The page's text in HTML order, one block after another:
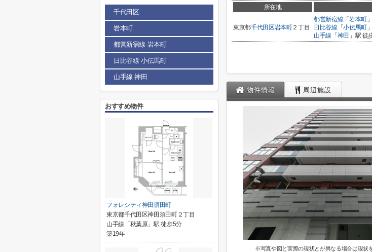
所在地
東京都千代田区岩本町２丁目
都営新宿線 「 岩本町
日比谷線 「小伝馬町
山手線 「 神田 」駅 徒
物件情報 周辺施設
※写真や図と実際の現状とが異なる場合は現状
千代田区
岩本町
都営新宿線 岩本町
日比谷線 小伝馬町
山手線 神田
おすすめ物件
フォレシティ神田須田町
東京都千代田区神田須田町２丁目
山手線「秋葉原」駅 徒歩5分
築19年